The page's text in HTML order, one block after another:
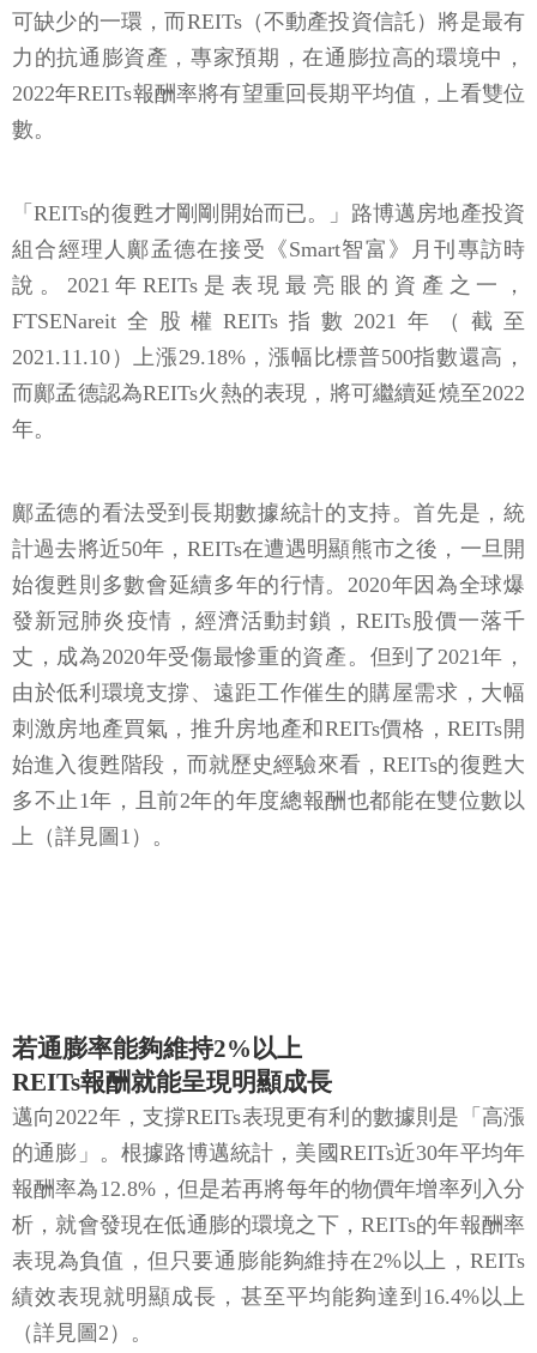
可缺少的一環，而REITs（不動產投資信託）將是最有
力的抗通膨資產，專家預期，在通膨拉高的環境中，
2022年REITs報酬率將有望重回長期平均值，上看雙位
數。
「REITs的復甦才剛剛開始而已。」路博邁房地產投資
組合經理人鄺孟德在接受《Smart智富》月刊專訪時
說。2021年REITs是表現最亮眼的資產之一，
FTSENareit全股權REITs指數2021年（截至
2021.11.10）上漲29.18%，漲幅比標普500指數還高，
而鄺孟德認為REITs火熱的表現，將可繼續延燒至2022
年。
鄺孟德的看法受到長期數據統計的支持。首先是，統
計過去將近50年，REITs在遭遇明顯熊市之後，一旦開
始復甦則多數會延續多年的行情。2020年因為全球爆
發新冠肺炎疫情，經濟活動封鎖，REITs股價一落千
丈，成為2020年受傷最慘重的資產。但到了2021年，
由於低利環境支撐、遠距工作催生的購屋需求，大幅
刺激房地產買氣，推升房地產和REITs價格，REITs開
始進入復甦階段，而就歷史經驗來看，REITs的復甦大
多不止1年，且前2年的年度總報酬也都能在雙位數以
上（詳見圖1）。
若通膨率能夠維持2%以上
REITs報酬就能呈現明顯成長
邁向2022年，支撐REITs表現更有利的數據則是「高漲
的通膨」。根據路博邁統計，美國REITs近30年平均年
報酬率為12.8%，但是若再將每年的物價年增率列入分
析，就會發現在低通膨的環境之下，REITs的年報酬率
表現為負值，但只要通膨能夠維持在2%以上，REITs
績效表現就明顯成長，甚至平均能夠達到16.4%以上
（詳見圖2）。